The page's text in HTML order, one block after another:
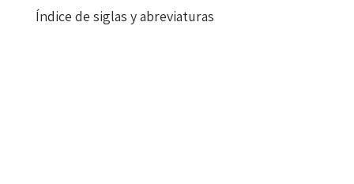
Índice de siglas y abreviaturas